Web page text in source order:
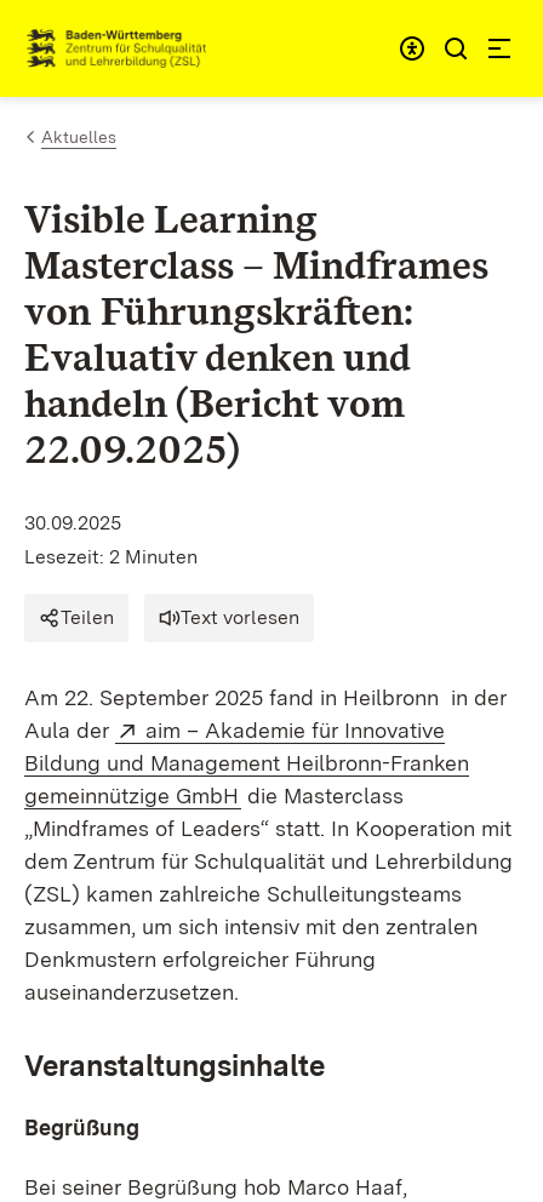
Zum Inhalt springen
Link zur Startseite
Aktuelles
Visible Learning
Masterclass – Mindframes
von Führungskräften:
Evaluativ denken und
handeln (Bericht vom
22.09.2025)
30.09.2025
Lesezeit: 2 Minuten
Teilen Text vorlesen
Am 22. September 2025 fand in Heilbronn in der
Aula der
Extern:
aim – Akademie für Innovative
Bildung und Management Heilbronn-Franken
gemeinnützige GmbH (Öffnet in neuem Fenster)
die Masterclass
„Mindframes of Leaders“ statt. In Kooperation mit
dem Zentrum für Schulqualität und Lehrerbildung
(ZSL) kamen zahlreiche Schulleitungsteams
zusammen, um sich intensiv mit den zentralen
Denkmustern erfolgreicher Führung
auseinanderzusetzen.
Veranstaltungsinhalte
Begrüßung
Bei seiner Begrüßung hob Marco Haaf,